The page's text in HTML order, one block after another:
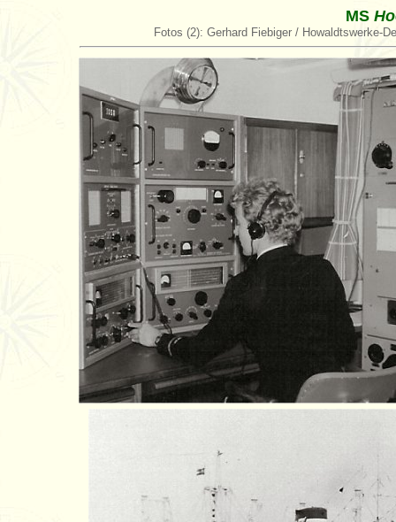
MS
Fotos (2): Gerhard Fiebiger / Howaldtswerke-